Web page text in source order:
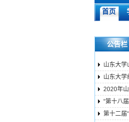
首页
公告栏
山东大学
山东大学
2020年
“第十八
第十二届